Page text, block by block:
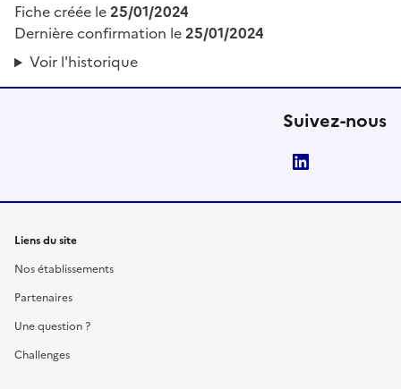
Fiche créée le25/01/2024
Dernière confirmation le25/01/2024
Voir l'historique
Suivez-nous
Liens du site
Nos établissements
Partenaires
Une question ?
Challenges